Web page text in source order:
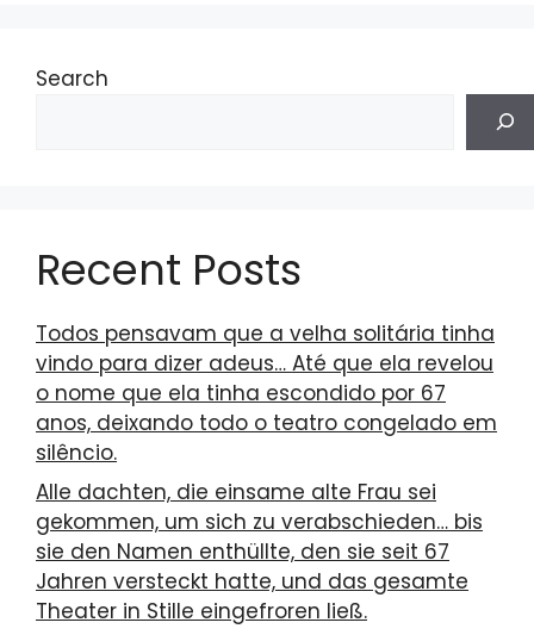
Search
Recent Posts
Todos pensavam que a velha solitária tinha
vindo para dizer adeus… Até que ela revelou
o nome que ela tinha escondido por 67
anos, deixando todo o teatro congelado em
silêncio.
Alle dachten, die einsame alte Frau sei
gekommen, um sich zu verabschieden… bis
sie den Namen enthüllte, den sie seit 67
Jahren versteckt hatte, und das gesamte
Theater in Stille eingefroren ließ.